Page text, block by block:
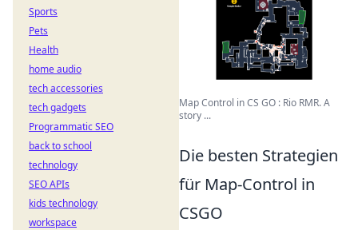
Map Control in CS GO : Rio RMR. A
story ...
Die besten Strategien
für Map-Control in
CSGO
Sports
Pets
Health
home audio
tech accessories
tech gadgets
Programmatic SEO
back to school
technology
SEO APIs
kids technology
workspace